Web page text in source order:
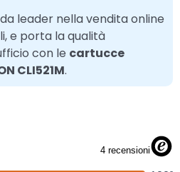
leader nella vendita online
e porta la qualità
con le cartucce
CLI521M.